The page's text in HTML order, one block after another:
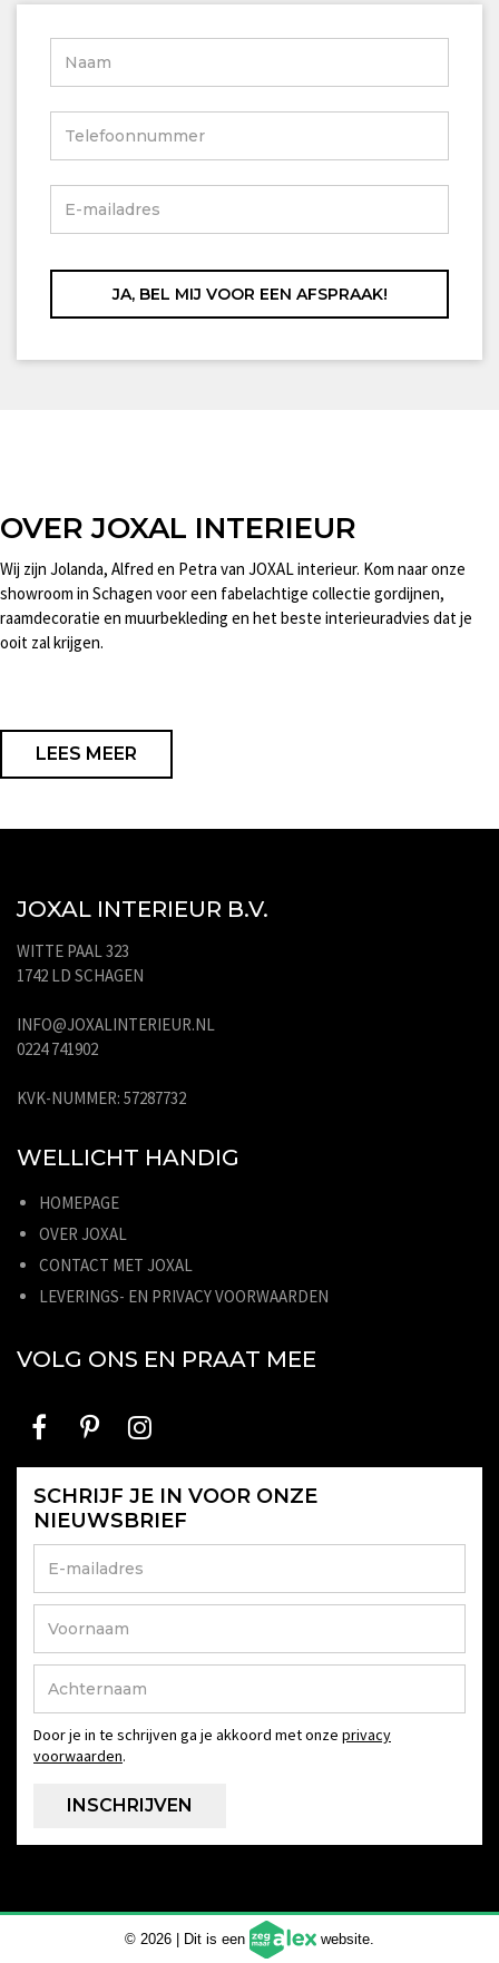
OVER JOXAL INTERIEUR
Wij zijn Jolanda, Alfred en Petra van JOXAL interieur. Kom naar onze
showroom in Schagen voor een fabelachtige collectie gordijnen,
raamdecoratie en muurbekleding en het beste interieuradvies dat je
ooit zal krijgen.
LEES MEER
JOXAL INTERIEUR B.V.
WITTE PAAL 323
1742 LD SCHAGEN
INFO@JOXALINTERIEUR.NL
0224 741902
KVK-NUMMER: 57287732
WELLICHT HANDIG
HOMEPAGE
OVER JOXAL
CONTACT MET JOXAL
LEVERINGS- EN PRIVACY VOORWAARDEN
VOLG ONS EN PRAAT MEE
SCHRIJF JE IN VOOR ONZE
NIEUWSBRIEF
Door je in te schrijven ga je akkoord met onze privacy
voorwaarden.
© 2026 | Dit is een website.